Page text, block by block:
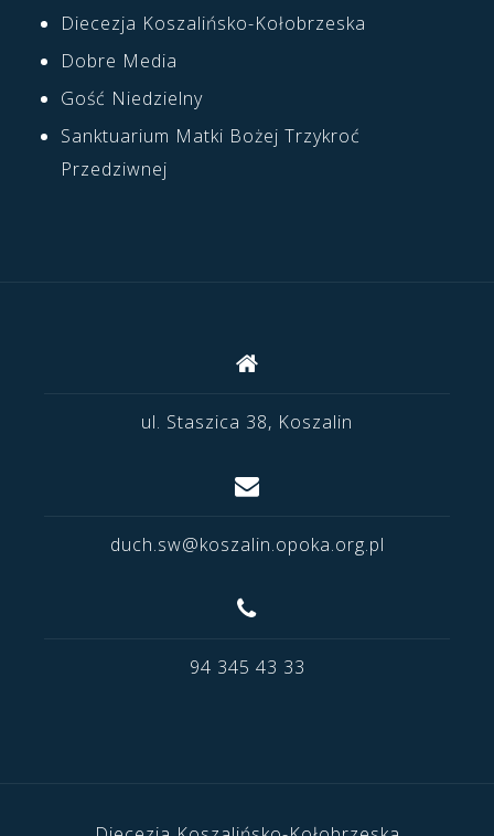
Diecezja Koszalińsko-Kołobrzeska
Dobre Media
Gość Niedzielny
Sanktuarium Matki Bożej Trzykroć
Przedziwnej
ul. Staszica 38, Koszalin
duch.sw@koszalin.opoka.org.pl
94 345 43 33